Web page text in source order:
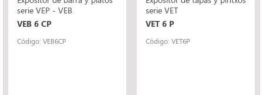
serie VEP - VEB
VEB 6 CP
Código: VEB6CP
serie VET
VET 6 P
Código: VET6P